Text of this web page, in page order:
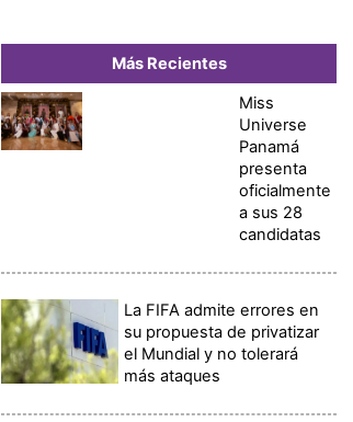
Más Recientes
Miss
Universe
Panamá
presenta
oficialmente
a sus 28
candidatas
La FIFA admite errores en
su propuesta de privatizar
el Mundial y no tolerará
más ataques